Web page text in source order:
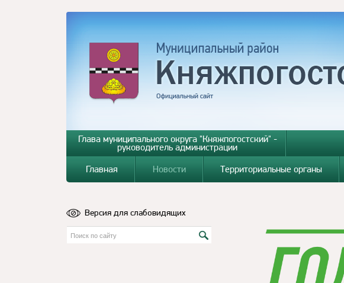
Глава муниципального округа "Княжпогостский" -
руководитель администрации
Главная Новости Территориальные органы
Версия для слабовидящих